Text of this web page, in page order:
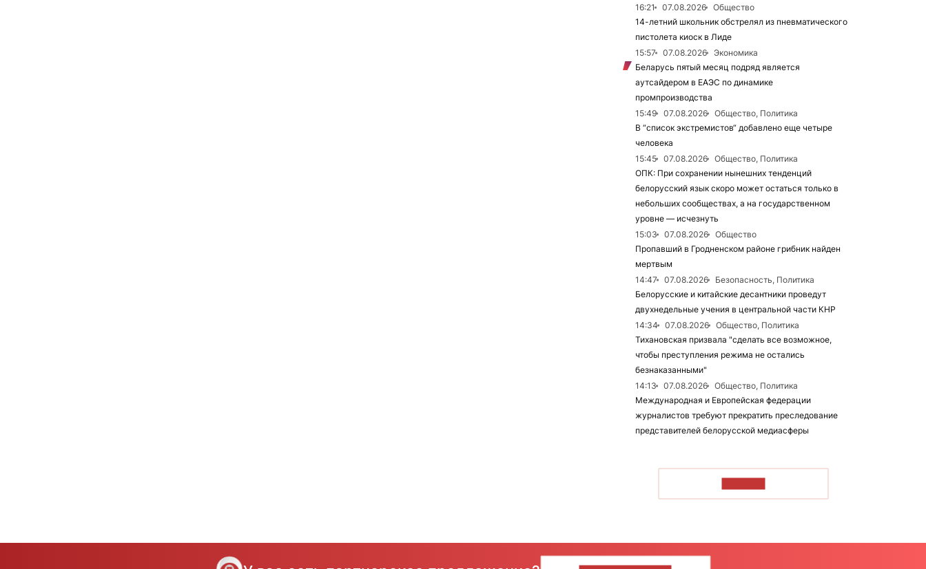
16:21
07.08.2026
Общество
14-летний школьник обстрелял из пневматического
пистолета киоск в Лиде
15:57
07.08.2026
Экономика
Беларусь пятый месяц подряд является
аутсайдером в ЕАЭС по динамике
промпроизводства
15:49
07.08.2026
Общество, Политика
В “список экстремистов“ добавлено еще четыре
человека
15:45
07.08.2026
Общество, Политика
ОПК: При сохранении нынешних тенденций
белорусский язык скоро может остаться только в
небольших сообществах, а на государственном
уровне — исчезнуть
15:03
07.08.2026
Общество
Пропавший в Гродненском районе грибник найден
мертвым
14:47
07.08.2026
Безопасность, Политика
Белорусские и китайские десантники проведут
двухнедельные учения в центральной части КНР
14:34
07.08.2026
Общество, Политика
Тихановская призвала "сделать все возможное,
чтобы преступления режима не остались
безнаказанными"
14:13
07.08.2026
Общество, Политика
Международная и Европейская федерации
журналистов требуют прекратить преследование
представителей белорусской медиасферы